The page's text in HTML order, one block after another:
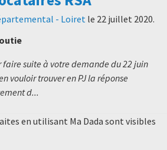
- Loiretle 22 juillet 2020.
faire suite à votre demande du 22 juin
vouloir trouver en PJ la réponse
d...
en utilisant Ma Dada sont visibles